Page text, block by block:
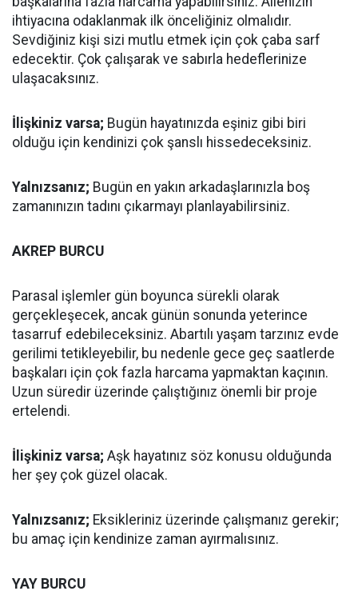
ihtiyacına odaklanmak ilk önceliğiniz olmalıdır.
Sevdiğiniz kişi sizi mutlu etmek için çok çaba sarf
edecektir. Çok çalışarak ve sabırla hedeflerinize
ulaşacaksınız.
İlişkiniz varsa; Bugün hayatınızda eşiniz gibi biri
olduğu için kendinizi çok şanslı hissedeceksiniz.
Yalnızsanız; Bugün en yakın arkadaşlarınızla boş
zamanınızın tadını çıkarmayı planlayabilirsiniz.
AKREP BURCU
Parasal işlemler gün boyunca sürekli olarak
gerçekleşecek, ancak günün sonunda yeterince
tasarruf edebileceksiniz. Abartılı yaşam tarzınız evde
gerilimi tetikleyebilir, bu nedenle gece geç saatlerde
başkaları için çok fazla harcama yapmaktan kaçının.
Uzun süredir üzerinde çalıştığınız önemli bir proje
ertelendi.
İlişkiniz varsa; Aşk hayatınız söz konusu olduğunda
her şey çok güzel olacak.
Yalnızsanız; Eksikleriniz üzerinde çalışmanız gerekir;
bu amaç için kendinize zaman ayırmalısınız.
YAY BURCU